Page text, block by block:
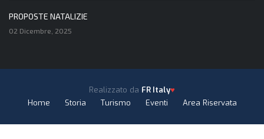
PROPOSTE NATALIZIE
02 Dicembre, 2025
Realizzato da FR Italy♥
Home
Storia Turismo Eventi Area Riservata